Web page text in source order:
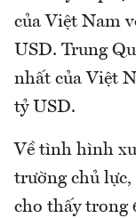
của Việt Nam
USD. Trung
nhất của Việt
tỷ USD.
Về tình hình
trường chủ
cho thấy trong